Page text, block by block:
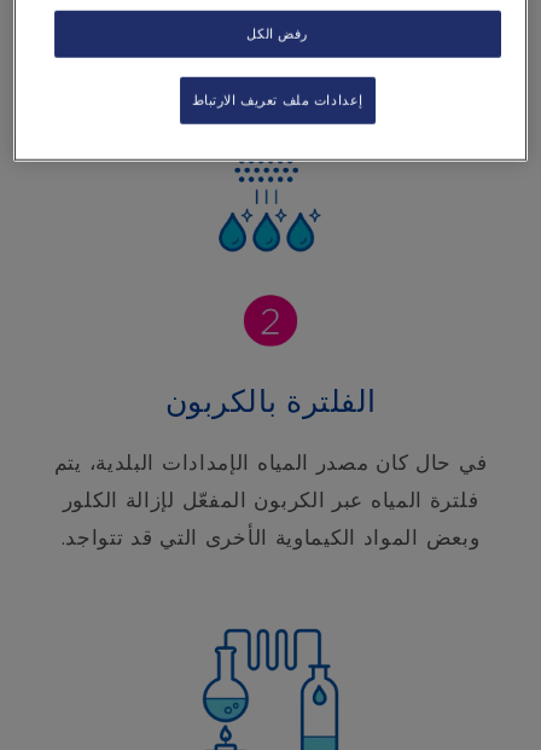
الفولاذ المقاوم للصدأ داخل معاملنا.
الفلترة بالكربون
في حال كان مصدر المياه الإمدادات البلدية، يتم
فلترة المياه عبر الكربون المفعّل لإزالة الكلور
وبعض المواد الكيماوية الأخرى التي قد تتواجد.
رفض الكل
إعدادات ملف تعريف الارتباط